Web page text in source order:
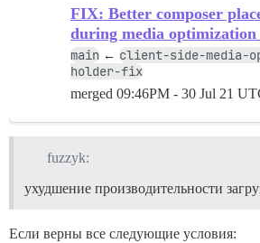
FIX: Better composer
during media optimization
main ← client-side-media-
holder-fix
merged 09:46PM - 30 Jul 21
fuzzyk:
ухудшение производительности
Если верны все следующие условия: